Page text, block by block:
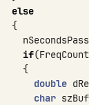
else
{
if(
{
double
char szBuf